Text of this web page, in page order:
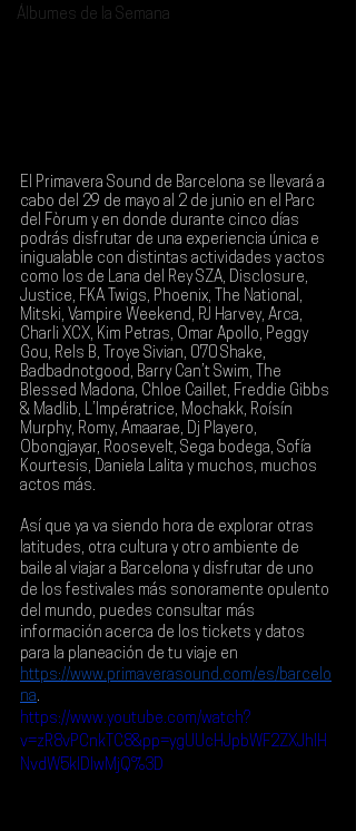
Álbumes de la Semana
El Primavera Sound de Barcelona se llevará a
cabo del 29 de mayo al 2 de junio en el Parc
del Fòrum y en donde durante cinco días
podrás disfrutar de una experiencia única e
inigualable con distintas actividades y actos
como los de Lana del Rey SZA, Disclosure,
Justice, FKA Twigs, Phoenix, The National,
Mitski, Vampire Weekend, PJ Harvey, Arca,
Charli XCX, Kim Petras, Omar Apollo, Peggy
Gou, Rels B, Troye Sivian, 070 Shake,
Badbadnotgood, Barry Can’t Swim, The
Blessed Madona, Chloe Caillet, Freddie Gibbs
& Madlib, L’Impératrice, Mochakk, Roísín
Murphy, Romy, Amaarae, Dj Playero,
Obongjayar, Roosevelt, Sega bodega, Sofía
Kourtesis, Daniela Lalita y muchos, muchos
actos más.
Así que ya va siendo hora de explorar otras
latitudes, otra cultura y otro ambiente de
baile al viajar a Barcelona y disfrutar de uno
de los festivales más sonoramente opulento
del mundo, puedes consultar más
información acerca de los tickets y datos
para la planeación de tu viaje en
https://www.primaverasound.com/es/barcelo
na.
https://www.youtube.com/watch?
v=zR8vPCnkTC8&pp=ygUUcHJpbWF2ZXJhIH
NvdW5kIDIwMjQ%3D